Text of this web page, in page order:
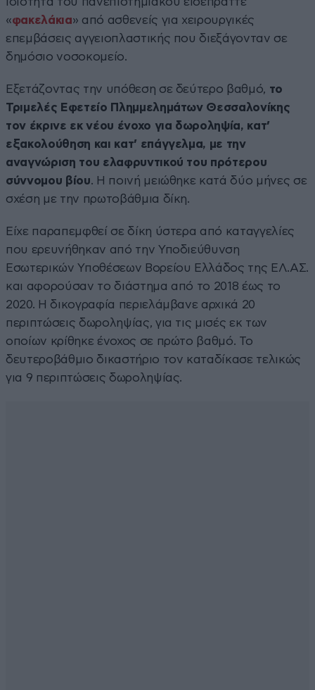
«φακελάκια» από ασθενείς για χειρουργικές
επεμβάσεις αγγειοπλαστικής που διεξάγονταν σε
δημόσιο νοσοκομείο.
Εξετάζοντας την υπόθεση σε δεύτερο βαθμό, το
Τριμελές Εφετείο Πλημμελημάτων Θεσσαλονίκης
τον έκρινε εκ νέου ένοχο για δωροληψία, κατ’
εξακολούθηση και κατ’ επάγγελμα, με την
αναγνώριση του ελαφρυντικού του πρότερου
σύννομου βίου. Η ποινή μειώθηκε κατά δύο μήνες σε
σχέση με την πρωτοβάθμια δίκη.
Είχε παραπεμφθεί σε δίκη ύστερα από καταγγελίες
που ερευνήθηκαν από την Υποδιεύθυνση
Εσωτερικών Υποθέσεων Βορείου Ελλάδος της ΕΛ.ΑΣ.
και αφορούσαν το διάστημα από το 2018 έως το
2020. Η δικογραφία περιελάμβανε αρχικά 20
περιπτώσεις δωροληψίας, για τις μισές εκ των
οποίων κρίθηκε ένοχος σε πρώτο βαθμό. Το
δευτεροβάθμιο δικαστήριο τον καταδίκασε τελικώς
για 9 περιπτώσεις δωροληψίας.